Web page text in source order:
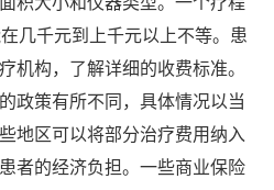
几千元到上千元以上不等。患
机构，了解详细的收费标准。
政策有所不同，具体情况以当
地区可以将部分治疗费用纳入
者的经济负担。一些商业保险